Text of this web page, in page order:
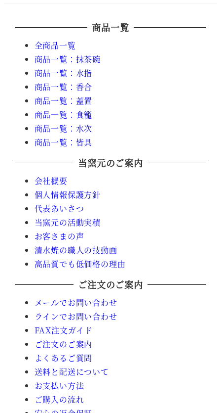
商品一覧
全商品一覧
商品一覧：抹茶碗
商品一覧：水指
商品一覧：香合
商品一覧：蓋置
商品一覧：食籠
商品一覧：水次
商品一覧：皆具
当窯元のご案内
会社概要
個人情報保護方針
代表あいさつ
当窯元の活動実積
お客さまの声
清水焼の職人の技動画
高品質でも低価格の理由
ご注文のご案内
メールでお問い合わせ
ラインでお問い合わせ
FAX注文ガイド
ご注文のご案内
よくあるご質問
送料と配送について
お支払い方法
ご購入の流れ